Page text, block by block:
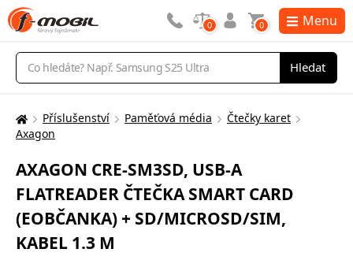
Vyhledávání
Hledat
0 0 Menu
Zde
nacházíte:
Příslušenství Paměťová média
Čtečky karet
Axagon
AXAGON CRE-SM3SD, USB-A
FLATREADER ČTEČKA SMART CARD
(EOBČANKA) + SD/MICROSD/SIM,
KABEL 1.3 M